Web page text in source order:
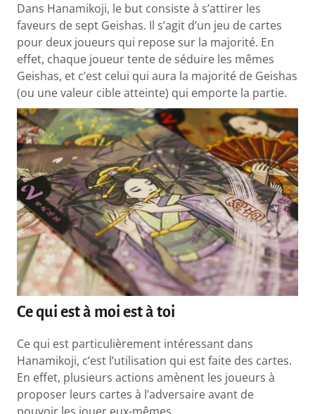
Dans Hanamikoji, le but consiste à s’attirer les
faveurs de sept Geishas. Il s’agit d’un jeu de cartes
pour deux joueurs qui repose sur la majorité. En
effet, chaque joueur tente de séduire les mêmes
Geishas, et c’est celui qui aura la majorité de Geishas
(ou une valeur cible atteinte) qui emporte la partie.
Ce qui est à moi est à toi
Ce qui est particulièrement intéressant dans
Hanamikoji, c’est l’utilisation qui est faite des cartes.
En effet, plusieurs actions amènent les joueurs à
proposer leurs cartes à l’adversaire avant de